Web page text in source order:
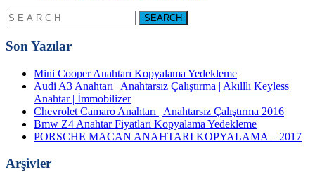
Son Yazılar
Mini Cooper Anahtarı Kopyalama Yedekleme
Audi A3 Anahtarı | Anahtarsız Çalıştırma | Akılllı Keyless
Anahtar | İmmobilizer
Chevrolet Camaro Anahtarı | Anahtarsız Çalıştırma 2016
Bmw Z4 Anahtar Fiyatları Kopyalama Yedekleme
PORSCHE MACAN ANAHTARI KOPYALAMA – 2017
Arşivler